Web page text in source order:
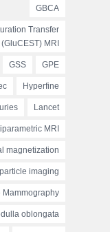
GBCA
Transfer
(GluCEST) MRI
GPE
GSS
Hyperfine
Lancet
MRI
magnetization
imaging
Mammography
oblongata